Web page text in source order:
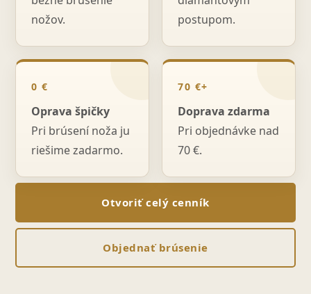
nožov.
postupom.
0 €
Oprava špičky
Pri brúsení noža ju
riešime zadarmo.
70 €+
Doprava zdarma
Pri objednávke nad
70 €.
Otvoriť celý cenník
Objednať brúsenie